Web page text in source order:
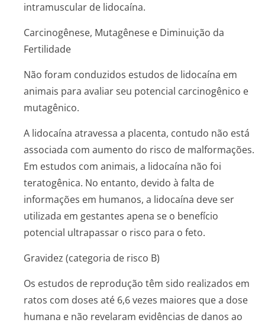
intramuscular de lidocaína.
Carcinogênese, Mutagênese e Diminuição da
Fertilidade
Não foram conduzidos estudos de lidocaína em
animais para avaliar seu potencial carcinogênico e
mutagênico.
A lidocaína atravessa a placenta, contudo não está
associada com aumento do risco de malformações.
Em estudos com animais, a lidocaína não foi
teratogênica. No entanto, devido à falta de
informações em humanos, a lidocaína deve ser
utilizada em gestantes apena se o benefício
potencial ultrapassar o risco para o feto.
Gravidez (categoria de risco B)
Os estudos de reprodução têm sido realizados em
ratos com doses até 6,6 vezes maiores que a dose
humana e não revelaram evidências de danos ao